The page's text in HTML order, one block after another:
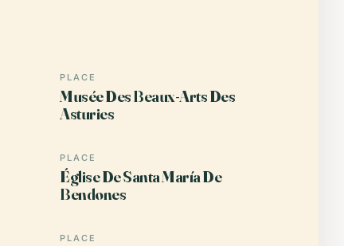
PLACE
Musée Des Beaux-Arts Des
Asturies
PLACE
Église De Santa María De
Bendones
PLACE